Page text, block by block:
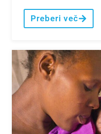
Preberi več